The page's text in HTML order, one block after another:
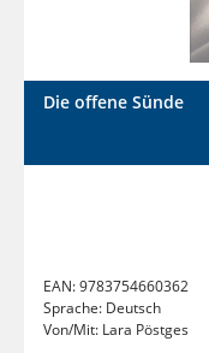
Die offene Sünde
EAN:9783754660362
Sprache: Deutsch
Von/Mit: Lara Pöstges